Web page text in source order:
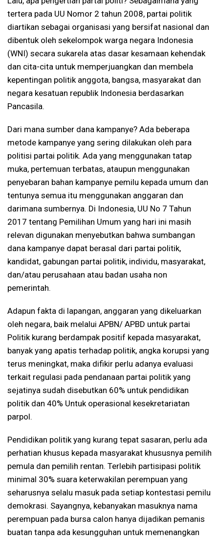
tertera pada UU Nomor 2 tahun 2008, partai politik
diartikan sebagai organisasi yang bersifat nasional dan
dibentuk oleh sekelompok warga negara Indonesia
(WNI) secara sukarela atas dasar kesamaan kehendak
dan cita-cita untuk memperjuangkan dan membela
kepentingan politik anggota, bangsa, masyarakat dan
negara kesatuan republik Indonesia berdasarkan
Pancasila.
Dari mana sumber dana kampanye? Ada beberapa
metode kampanye yang sering dilakukan oleh para
politisi partai politik. Ada yang menggunakan tatap
muka, pertemuan terbatas, ataupun menggunakan
penyebaran bahan kampanye pemilu kepada umum dan
tentunya semua itu menggunakan anggaran dan
darimana sumbernya. Di Indonesia, UU No 7 Tahun
2017 tentang Pemilihan Umum yang hari ini masih
relevan digunakan menyebutkan bahwa sumbangan
dana kampanye dapat berasal dari partai politik,
kandidat, gabungan partai politik, individu, masyarakat,
dan/atau perusahaan atau badan usaha non
pemerintah.
Adapun fakta di lapangan, anggaran yang dikeluarkan
oleh negara, baik melalui APBN/ APBD untuk partai
Politik kurang berdampak positif kepada masyarakat,
banyak yang apatis terhadap politik, angka korupsi yang
terus meningkat, maka difikir perlu adanya evaluasi
terkait regulasi pada pendanaan partai politik yang
sejatinya sudah disebutkan 60% untuk pendidikan
politik dan 40% Untuk operasional kesekretariatan
parpol.
Pendidikan politik yang kurang tepat sasaran, perlu ada
perhatian khusus kepada masyarakat khususnya pemilih
pemula dan pemilih rentan. Terlebih partisipasi politik
minimal 30% suara keterwakilan perempuan yang
seharusnya selalu masuk pada setiap kontestasi pemilu
demokrasi. Sayangnya, kebanyakan masuknya nama
perempuan pada bursa calon hanya dijadikan pemanis
buatan tanpa ada kesungguhan untuk memenangkan